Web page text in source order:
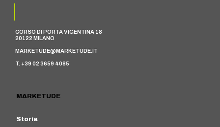
CORSO DI PORTA VIGENTINA 18
20122 MILANO
MARKETUDE@MARKETUDE.IT
T. +39 02 3659 4085
MARKETUDE
Storia